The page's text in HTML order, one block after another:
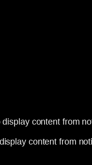
display content from
content from